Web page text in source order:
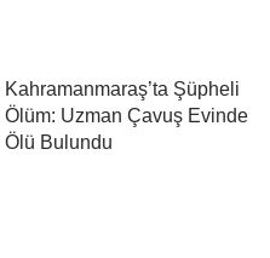
Kahramanmaraş’ta Şüpheli
Ölüm: Uzman Çavuş Evinde
Ölü Bulundu